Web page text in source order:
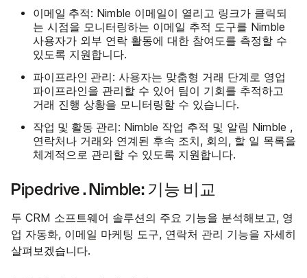
이메일 추적: Nimble 이메일이 열리고 링크가 클릭되
는 시점을 모니터링하는 이메일 추적 도구를 Nimble
사용자가 외부 연락 활동에 대한 참여도를 측정할 수
있도록 지원합니다.
파이프라인 관리: 사용자는 맞춤형 거래 단계로 영업
파이프라인을 관리할 수 있어 팀이 기회를 추적하고
거래 진행 상황을 모니터링할 수 있습니다.
작업 및 활동 관리: Nimble 작업 추적 및 알림 Nimble ,
연락처나 거래와 연계된 후속 조치, 회의, 할 일 목록을
체계적으로 관리할 수 있도록 지원합니다.
Pipedrive . Nimble: 기능 비교
두 CRM 소프트웨어 솔루션의 주요 기능을 분석해보고, 영
업 자동화, 이메일 마케팅 도구, 연락처 관리 기능을 자세히
살펴보겠습니다.